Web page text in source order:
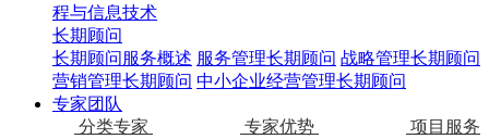
程与信息技术
长期顾问
长期顾问服务概述 服务管理长期顾问 战略管理长期顾问
营销管理长期顾问 中小企业经营管理长期顾问
专家团队
分类专家
专家优势
项目服务